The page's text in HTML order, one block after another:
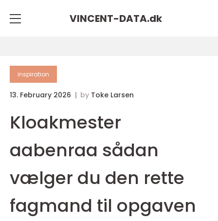
VINCENT-DATA.dk
inspiration
13. February 2026 by Toke Larsen
Kloakmester
aabenraa sådan
vælger du den rette
fagmand til opgaven